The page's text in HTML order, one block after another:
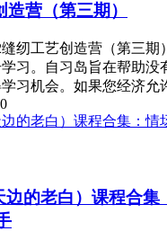
营（第三期）
纫工艺创造营（第三期
习。自习岛旨在帮助没
习机会。如果您经济允
边的老白）课程合集